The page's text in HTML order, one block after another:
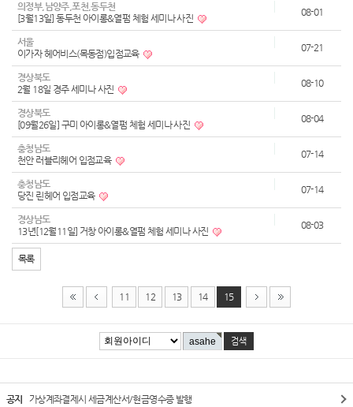
의정부,남양주,포천,동두천
[3월13일] 동두천 아이롱&열펌 체험 세미나 사진
08-01
서울
이가자 헤어비스(목동점)입점교육
07-21
경상북도
2월 18일 경주 세미나 사진
08-10
경상북도
[09월26일] 구미 아이롱&열펌 체험 세미나 사진
08-04
충청남도
천안 러블리헤어 입점교육
07-14
충청남도
당진 린헤어 입점교육
07-14
경상남도
13년[12월11일] 거창 아이롱&열펌 체험 세미나 사진
08-03
목록
11 12 13 14 15
공지 가상계좌결제시 세금계산서/현금영수증 발행